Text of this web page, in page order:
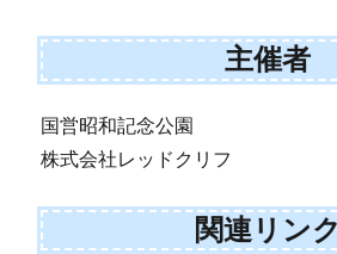
主催者
国営昭和記念公園
株式会社レッドクリフ
関連リンク